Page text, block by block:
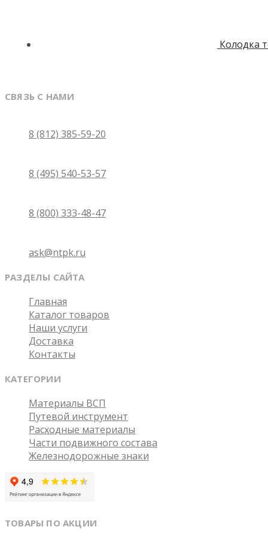
Колодка
СВЯЗЬ С НАМИ
8 (812) 385-59-20
8 (495) 540-53-57
8 (800) 333-48-47
ask@ntpk.ru
РАЗДЕЛЫ САЙТА
Главная
Каталог товаров
Наши услуги
Доставка
Контакты
КАТЕГОРИИ
Материалы ВСП
Путевой инструмент
Расходные материалы
Части подвижного состава
Железнодорожные знаки
ТОВАРЫ ПО АКЦИИ